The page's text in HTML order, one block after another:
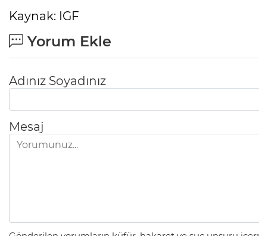
Kaynak: IGF
Yorum Ekle
Adınız Soyadınız
Mesaj